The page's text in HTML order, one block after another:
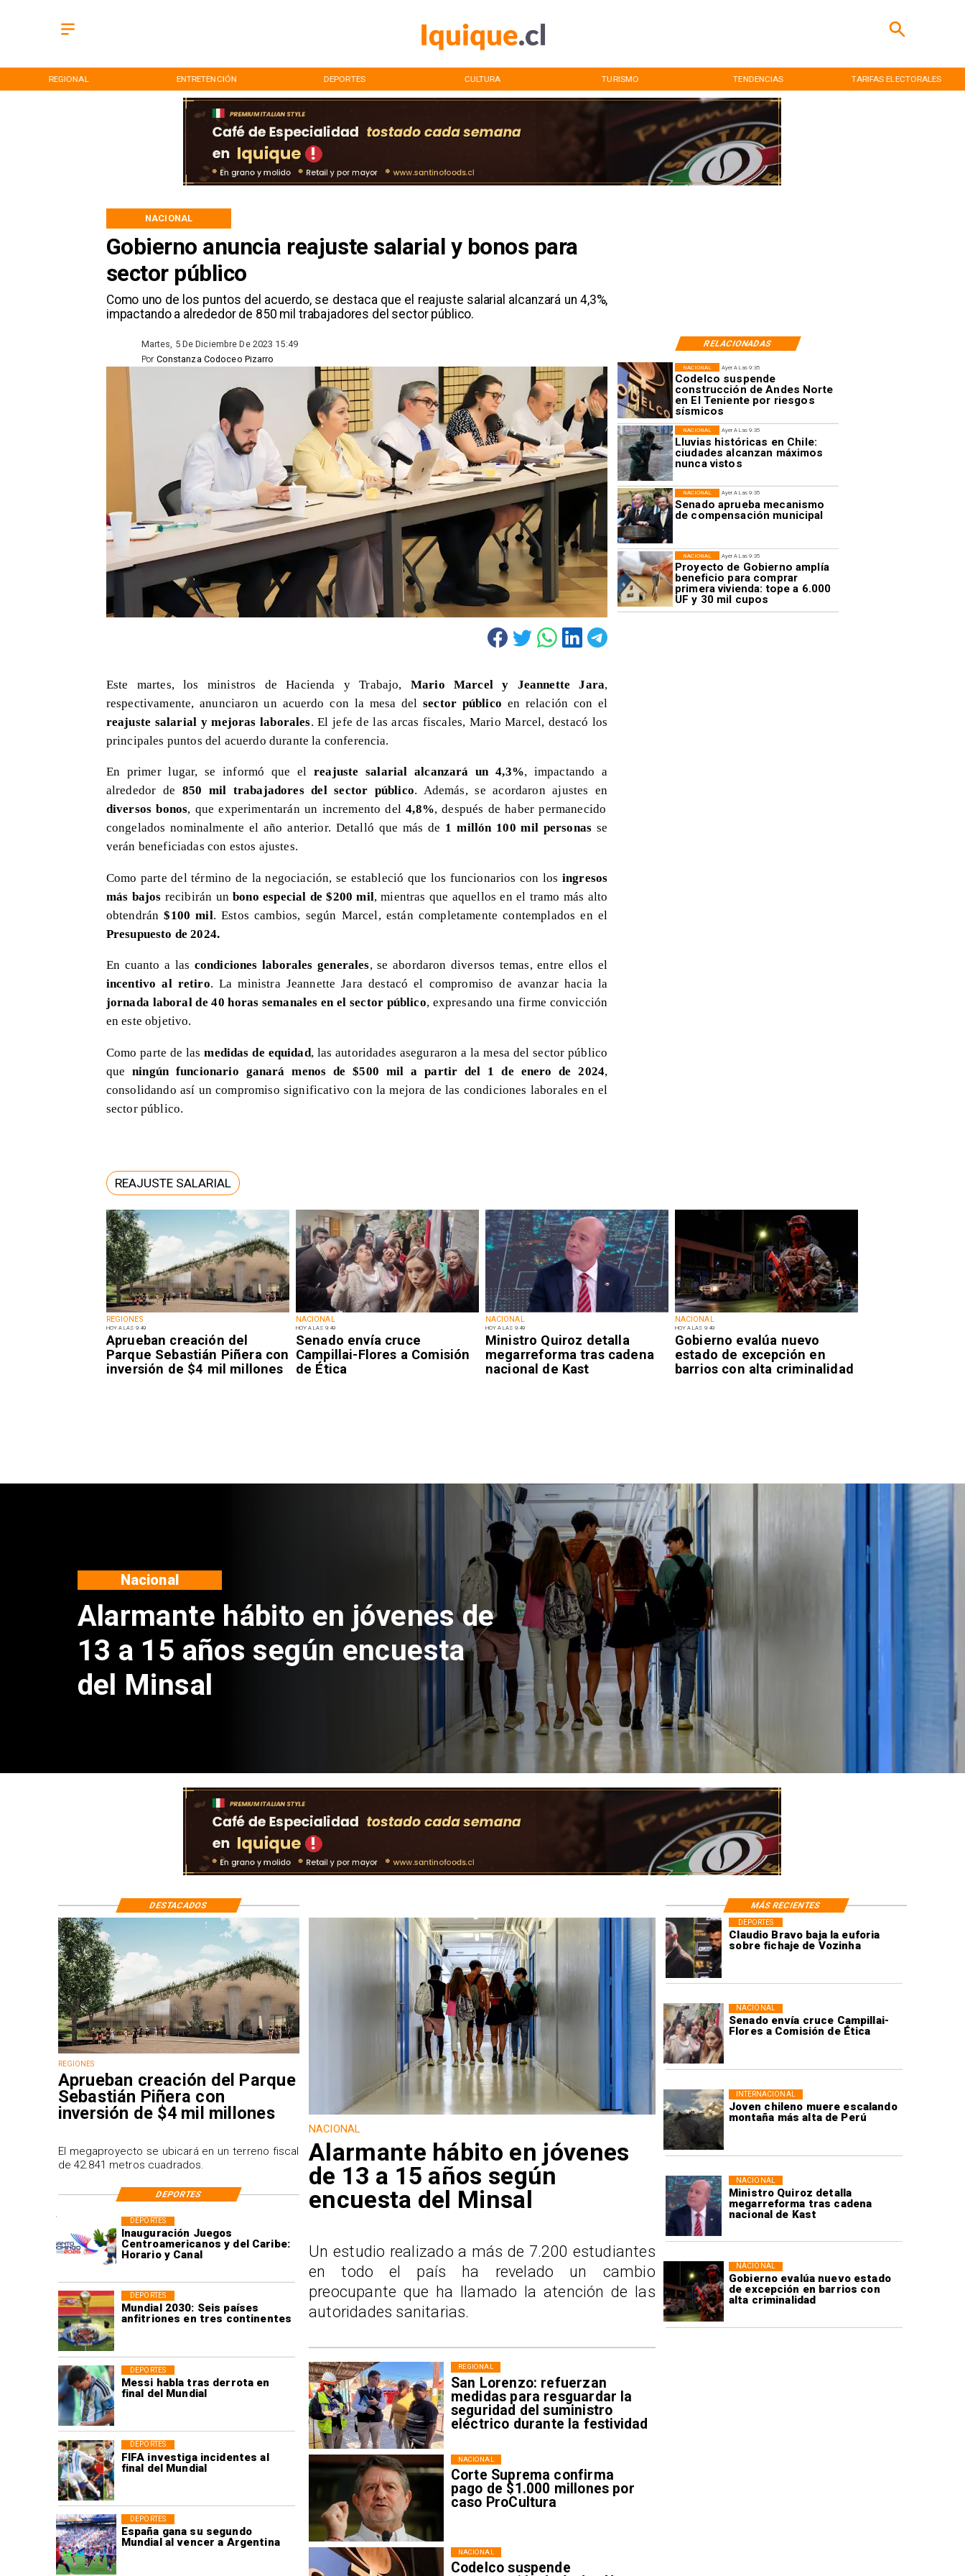
REGIONAL ENTRETENCIÓN DEPORTES CULTURA TURISMO TENDENCIAS TARIFAS ELECTORALES
Gobierno anuncia reajuste salarial y bonos para
sector público
Como uno de los puntos del acuerdo, se destaca que el reajuste salarial alcanzará un 4,3%,
impactando a alrededor de 850 mil trabajadores del sector público.
NACIONAL
RELACIONADAS
Martes, 5 De Diciembre De 2023 15:49
Constanza Codoceo Pizarro
Por
REGIONES
HOY A LAS 9:49
Aprueban creación del
Parque Sebastián Piñera con
inversión de $4 mil millones
NACIONAL
HOY A LAS 9:49
Senado envía cruce
Campillai-Flores a Comisión
de Ética
NACIONAL
HOY A LAS 9:49
Ministro Quiroz detalla
megarreforma tras cadena
nacional de Kast
NACIONAL
HOY A LAS 9:49
Gobierno evalúa nuevo
estado de excepción en
barrios con alta criminalidad
Ayer A Las 9:35
Codelco suspende
construcción de Andes Norte
en El Teniente por riesgos
sísmicos
NACIONAL
Ayer A Las 9:35
Lluvias históricas en Chile:
ciudades alcanzan máximos
nunca vistos
NACIONAL
Ayer A Las 9:35
Senado aprueba mecanismo
de compensación municipal
NACIONAL
Ayer A Las 9:35
Proyecto de Gobierno amplía
beneficio para comprar
primera vivienda: tope a 6.000
UF y 30 mil cupos
NACIONAL
Este martes, los ministros de Hacienda y Trabajo, Mario Marcel y Jeannette Jara,
respectivamente, anunciaron un acuerdo con la mesa delsector público en relación con el
reajuste salarial y mejoras laborales. El jefe de las arcas fiscales, Mario Marcel, destacó los
principales puntos del acuerdo durante la conferencia.
En primer lugar, se informó que elreajuste salarial alcanzará un 4,3%, impactando a
alrededor de 850 mil trabajadores del sector público. Además, se acordaron ajustes en
diversos bonos, que experimentarán un incremento del4,8%, después de haber permanecido
congelados nominalmente el año anterior. Detalló que más de 1 millón 100 mil personas se
verán beneficiadas con estos ajustes.
Como parte del término de la negociación, se estableció que los funcionarios con los ingresos
más bajos recibirán unbono especial de $200 mil, mientras que aquellos en el tramo más alto
obtendrán$100 mil. Estos cambios, según Marcel, están completamente contemplados en el
Presupuesto de 2024.
En cuanto a las condiciones laborales generales, se abordaron diversos temas, entre ellos el
incentivo al retiro. La ministra Jeannette Jara destacó el compromiso de avanzar hacia la
jornada laboral de 40 horas semanales en el sector público, expresando una firme convicción
en este objetivo.
Como parte de lasmedidas de equidad, las autoridades aseguraron a la mesa del sector público
queningún funcionario ganará menos de $500 mil a partir del 1 de enero de 2024,
consolidando así un compromiso significativo con la mejora de las condiciones laborales en el
sector público.
REAJUSTE SALARIAL
Aprueban creación del Parque
Sebastián Piñera con inversión
de $4 mil millones
Regiones
Claudio Bravo baja la euforia
sobre fichaje de Vozinha
DEPORTES
Senado envía cruce Campillai-
Flores a Comisión de Ética
NACIONAL
Joven chileno muere escalando
montaña más alta de Perú
INTERNACIONAL
Ministro Quiroz detalla
megarreforma tras cadena
nacional de Kast
NACIONAL
Gobierno evalúa nuevo estado
de excepción en barrios con
alta criminalidad
NACIONAL
Inauguración Juegos
Centroamericanos y del Caribe:
Horario y Canal
DEPORTES
Mundial 2030: Seis países
anfitriones en tres continentes
DEPORTES
Messi habla tras derrota en
final del Mundial
DEPORTES
FIFA investiga incidentes al
final del Mundial
DEPORTES
España gana su segundo
Mundial al vencer a Argentina
DEPORTES
San Lorenzo: refuerzan
medidas para resguardar la
seguridad del suministro
eléctrico durante la festividad
REGIONAL
Corte Suprema confirma
pago de $1.000 millones por
caso ProCultura
NACIONAL
Codelco suspende
NACIONAL
REGIONES
Aprueban creación del Parque
Sebastián Piñera con
inversión de $4 mil millones
El megaproyecto se ubicará en un terreno fiscal
de 42.841 metros cuadrados.
NACIONAL
Alarmante hábito en jóvenes
de 13 a 15 años según
encuesta del Minsal
Un estudio realizado a más de 7.200 estudiantes
en todo el país ha revelado un cambio
preocupante que ha llamado la atención de las
autoridades sanitarias.
DESTACADOS MÁS RECIENTES
DEPORTES